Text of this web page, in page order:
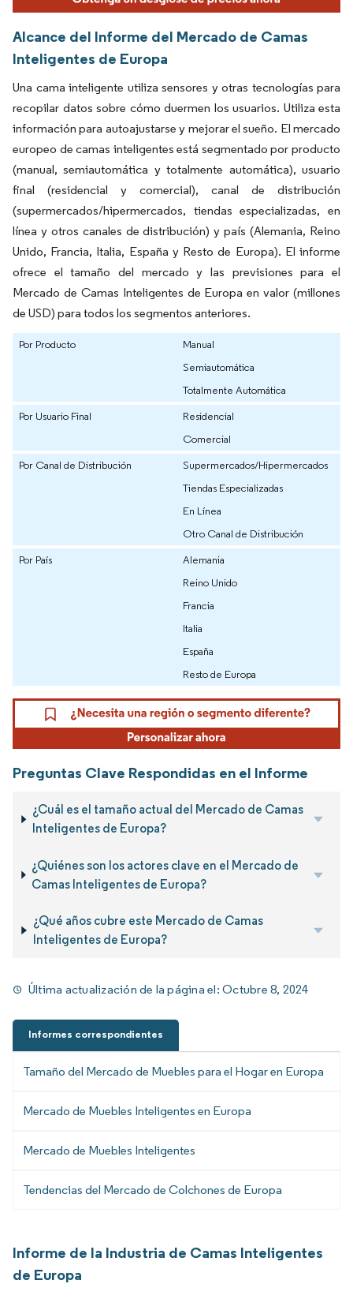
Alcance del Informe del Mercado de Camas
Inteligentes de Europa
Una cama inteligente utiliza sensores y otras tecnologías para
recopilar datos sobre cómo duermen los usuarios. Utiliza esta
información para autoajustarse y mejorar el sueño. El mercado
europeo de camas inteligentes está segmentado por producto
(manual, semiautomática y totalmente automática), usuario
final (residencial y comercial), canal de distribución
(supermercados/hipermercados, tiendas especializadas, en
línea y otros canales de distribución) y país (Alemania, Reino
Unido, Francia, Italia, España y Resto de Europa). El informe
ofrece el tamaño del mercado y las previsiones para el
Mercado de Camas Inteligentes de Europa en valor (millones
de USD) para todos los segmentos anteriores.
Por Producto
Manual
Semiautomática
Totalmente Automática
Por Usuario Final
Residencial
Comercial
Por Canal de Distribución
Supermercados/Hipermercados
Tiendas Especializadas
En Línea
Otro Canal de Distribución
Por País
Alemania
Reino Unido
Francia
Italia
España
Resto de Europa
Preguntas Clave Respondidas en el Informe
¿Cuál es el tamaño actual del Mercado de Camas
Inteligentes de Europa?
¿Quiénes son los actores clave en el Mercado de
Camas Inteligentes de Europa?
¿Qué años cubre este Mercado de Camas
Inteligentes de Europa?
Última actualización de la página el:Octubre 8, 2024
Informes correspondientes
Tamaño del Mercado de Muebles para el Hogar en Europa
Mercado de Muebles Inteligentes en Europa
Mercado de Muebles Inteligentes
Tendencias del Mercado de Colchones de Europa
Informe de la Industria de Camas Inteligentes
de Europa